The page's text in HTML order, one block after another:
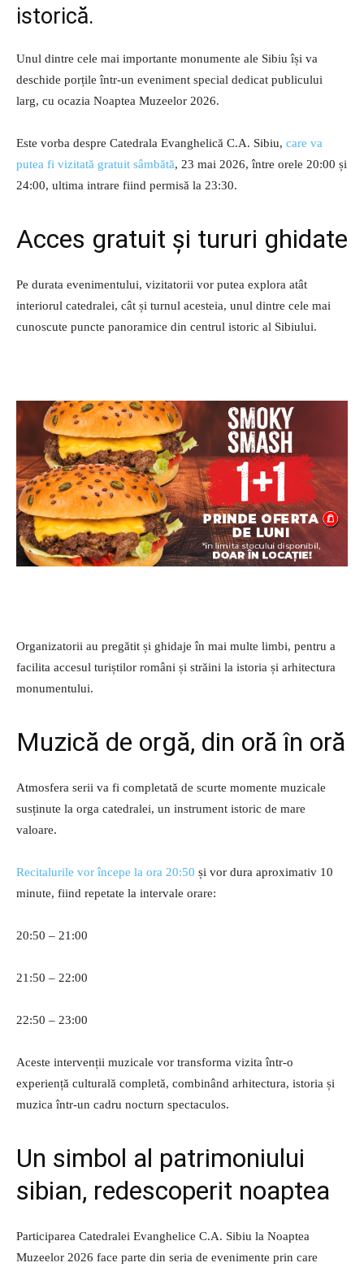
istorică.
Unul dintre cele mai importante monumente ale Sibiu își va
deschide porțile într-un eveniment special dedicat publicului
larg, cu ocazia Noaptea Muzeelor 2026.
Este vorba despre Catedrala Evanghelică C.A. Sibiu, care va
putea fi vizitată gratuit sâmbătă, 23 mai 2026, între orele 20:00 și
24:00, ultima intrare fiind permisă la 23:30.
Acces gratuit și tururi ghidate
Pe durata evenimentului, vizitatorii vor putea explora atât
interiorul catedralei, cât și turnul acesteia, unul dintre cele mai
cunoscute puncte panoramice din centrul istoric al Sibiului.
Organizatorii au pregătit și ghidaje în mai multe limbi, pentru a
facilita accesul turiștilor români și străini la istoria și arhitectura
monumentului.
Muzică de orgă, din oră în oră
Atmosfera serii va fi completată de scurte momente muzicale
susținute la orga catedralei, un instrument istoric de mare
valoare.
Recitalurile vor începe la ora 20:50 și vor dura aproximativ 10
minute, fiind repetate la intervale orare:
20:50 – 21:00
21:50 – 22:00
22:50 – 23:00
Aceste intervenții muzicale vor transforma vizita într-o
experiență culturală completă, combinând arhitectura, istoria și
muzica într-un cadru nocturn spectaculos.
Un simbol al patrimoniului
sibian, redescoperit noaptea
Participarea Catedralei Evanghelice C.A. Sibiu la Noaptea
Muzeelor 2026 face parte din seria de evenimente prin care